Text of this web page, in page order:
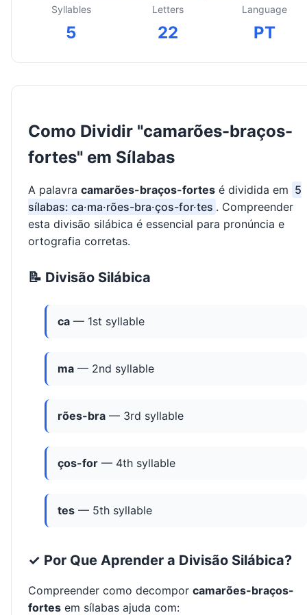
Syllables
5
Letters
22
Language
PT
Como Dividir "camarões-braços-
fortes" em Sílabas
A palavra camarões-braços-fortes é dividida em 5
sílabas: ca·ma·rões-bra·ços-for·tes . Compreender
esta divisão silábica é essencial para pronúncia e
ortografia corretas.
📝 Divisão Silábica
ca — 1st syllable
ma — 2nd syllable
rões-bra — 3rd syllable
ços-for — 4th syllable
tes — 5th syllable
✓ Por Que Aprender a Divisão Silábica?
Compreender como decompor camarões-braços-
fortes em sílabas ajuda com: